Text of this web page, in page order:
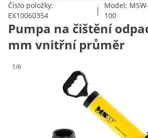
Číslo položky:
EX10060354
| Model:
100
Pumpa na čištění
mm vnitřní průměr
1/6